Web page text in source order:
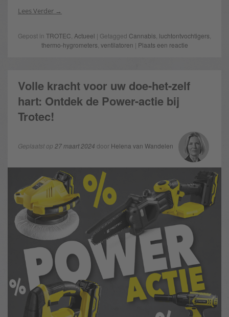
Lees Verder
Gepost in TROTEC Actueel | Getagged Cannabis luchtontvochtigers
thermo-hygrometers ventilatoren | Plaats een reactie
Volle kracht voor uw doe-het-zelf
hart: Ontdek de Power-actie bij
Trotec!
Geplaatst op 27 maart 2024 door Helena van Wandelen